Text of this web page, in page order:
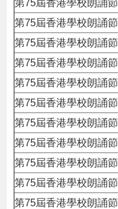
第75屆香港學校朗誦節
第75屆香港學校朗誦節
第75屆香港學校朗誦節
第75屆香港學校朗誦節
第75屆香港學校朗誦節
第75屆香港學校朗誦節
第75屆香港學校朗誦節
第75屆香港學校朗誦節
第75屆香港學校朗誦節
第75屆香港學校朗誦節
第75屆香港學校朗誦節